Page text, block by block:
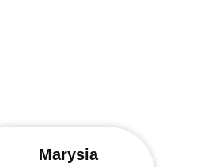
Marysia